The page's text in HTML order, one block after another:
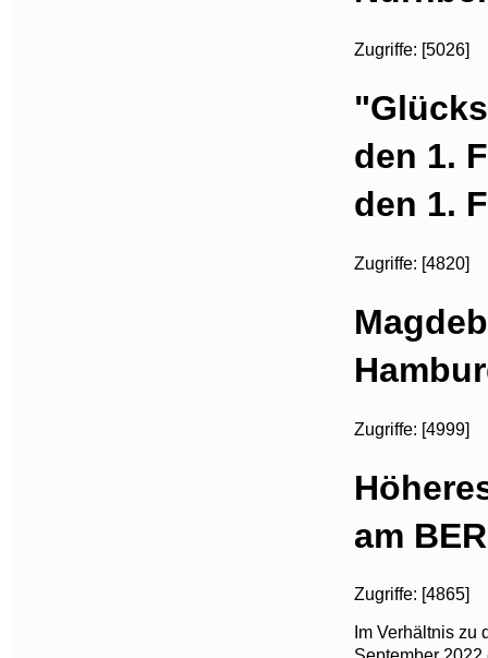
Zugriffe: [5026]
den 1.
den 1.
Zugriffe: [4820]
Zugriffe: [4999]
am
Zugriffe: [4865]
Im Verhältnis zu